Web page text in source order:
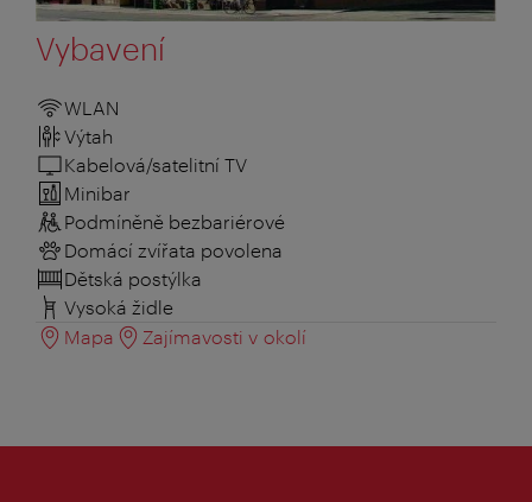
Vybavení
WLAN
Výtah
Kabelová/satelitní TV
Minibar
Podmíněně bezbariérové
Domácí zvířata povolena
Dětská postýlka
Vysoká židle
Mapa
Zajímavosti v okolí